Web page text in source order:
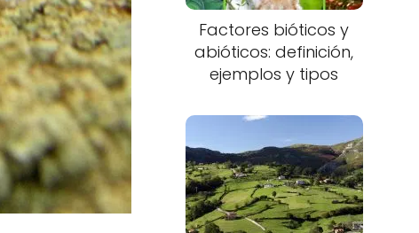
Factores bióticos y
abióticos: definición,
ejemplos y tipos